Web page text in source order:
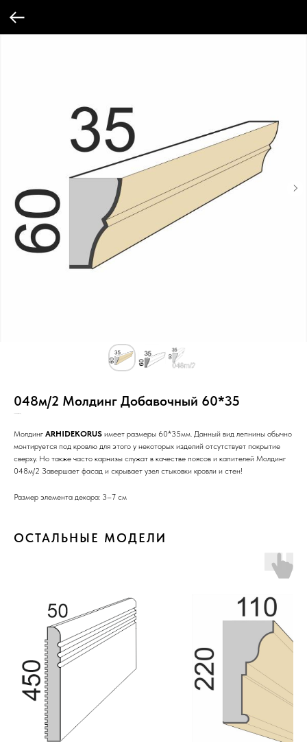
048м/2 Молдинг Добавочный 60*35
Молдинг ARHIDEKORUS имеет размеры 60*35мм. Данный вид лепнины обычно
монтируется под кровлю для этого у некоторых изделий отсутствует покрытие
сверху. Но также часто карнизы служат в качестве поясов и капителей Молдинг
048м/2 Завершает фасад и скрывает узел стыковки кровли и стен!
Размер элемента декора: 3–7 см
ОСТАЛЬНЫЕ МОДЕЛИ